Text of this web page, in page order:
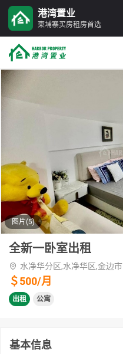
港湾置业
柬埔寨买房租房首选
图片(5)
全新一卧室出租
水净华分区,水净华区,金边市
＄500/月
出租 公寓
基本信息